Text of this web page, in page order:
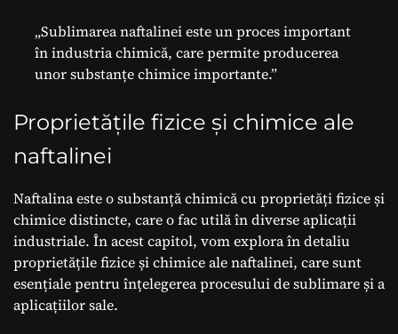
„Sublimarea naftalinei este un proces important
în industria chimică, care permite producerea
unor substanțe chimice importante.”
Proprietățile fizice și chimice ale
naftalinei
Naftalina este o substanță chimică cu proprietăți fizice și
chimice distincte, care o fac utilă în diverse aplicații
industriale. În acest capitol, vom explora în detaliu
proprietățile fizice și chimice ale naftalinei, care sunt
esențiale pentru înțelegerea procesului de sublimare și a
aplicațiilor sale.